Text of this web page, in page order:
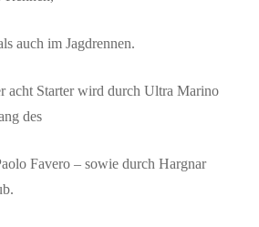
auch im Jagdrennen.
acht Starter wird durch Ultra Marino
des
Favero – sowie durch Hargnar